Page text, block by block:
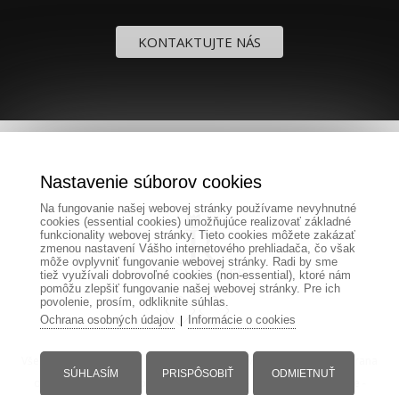
KONTAKTUJTE NÁS
Nastavenie súborov cookies
Na fungovanie našej webovej stránky používame nevyhnutné
cookies (essential cookies) umožňujúce realizovať základné
funkcionality webovej stránky. Tieto cookies môžete zakázať
zmenou nastavení Vášho internetového prehliadača, čo však
môže ovplyvniť fungovanie webovej stránky. Radi by sme
tiež využívali dobrovoľné cookies (non-essential), ktoré nám
pomôžu zlepšiť fungovanie našej webovej stránky. Pre ich
povolenie, prosím, odkliknite súhlas.
Ochrana osobných údajov| Informácie o cookies
SÚHLASÍM PRISPÔSOBIŤ ODMIETNUŤ